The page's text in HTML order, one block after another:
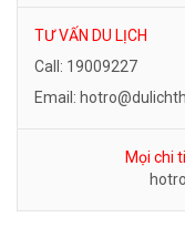
TƯ VẤN DU LỊCH
Call: 19009227
Email:
Mọi chi